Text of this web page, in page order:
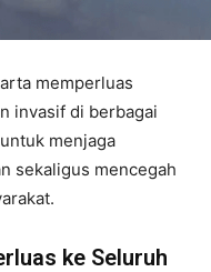
memperluas
invasif di berbagai
menjaga
sekaligus mencegah
ke Seluruh